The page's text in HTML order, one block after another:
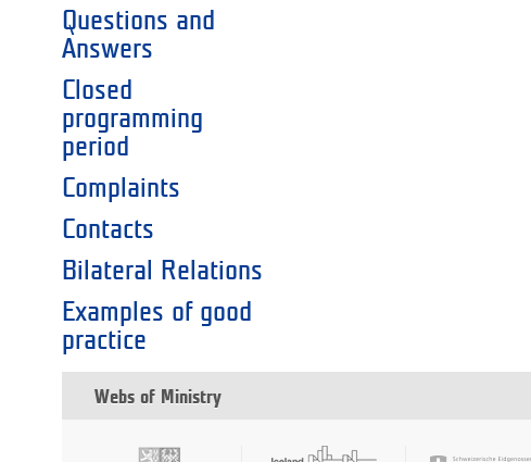
Questions and
Answers
Closed
programming
period
Complaints
Contacts
Bilateral Relations
Examples of good
practice
Webs of Ministry